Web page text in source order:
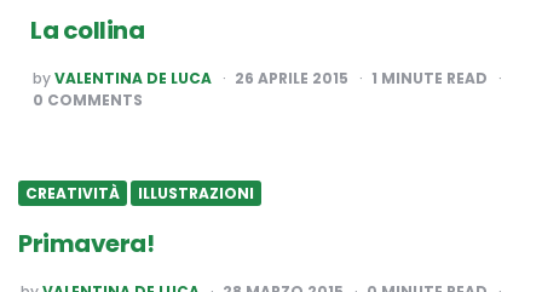
La collina
POSTED
BY
byVALENTINA DE LUCA 26 APRILE 2015 1 MINUTE READ
0 COMMENTS
CREATIVITÀ ILLUSTRAZIONI
Primavera!
POSTED